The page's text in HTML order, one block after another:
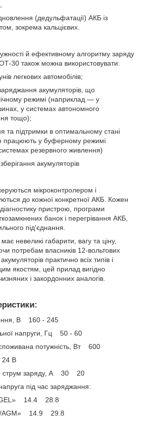
(дедульфатації) АКБ із
зокрема кальцієвих.
й ефективному алгоритму заряду
30 також можна використовувати:
легкових автомобілів;
акумуляторів, що
режимі (наприклад — у
у системах автономного
тощо);
та підтримки в оптимальному стані
працюють у буферному режимі
резервного живлення)
акумуляторів
мікроконтролером і
до кожної конкретної АКБ. Кожен
пристрою, програми
банок і перегрівання АКБ,
під'єднання.
невеликі габарити, вагу та ціну,
потребам власників 12-вольтових
практично всіх типів і
якостям, цей прилад вигідно
і закордонних аналогів.
В 160 - 245
напруги, Гц 50 - 60
потужність, Вт 600
В
струм заряду, А 30 20
під час заряджання:
GEL» 14.4 28.8
AGM» 14.9 29.8